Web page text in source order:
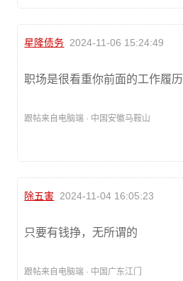
星隆债务 2024-11-06 15:24:49
职场是很看重你前面的工作履历
跟帖来自电脑端 · 中国安徽马鞍山
除五害 2024-11-04 16:05:23
只要有钱挣，无所谓的
跟帖来自电脑端 · 中国广东江门